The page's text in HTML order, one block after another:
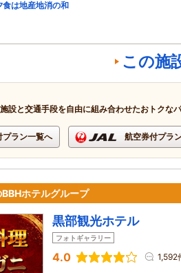
は地産地消の和
この施
設と交通手段を自由に組み合わせたおトクな
ラン一覧へ 航空券付プラ
ホテルグループ
黒部観光ホテル
フォトギャラリー
4.0 1,592